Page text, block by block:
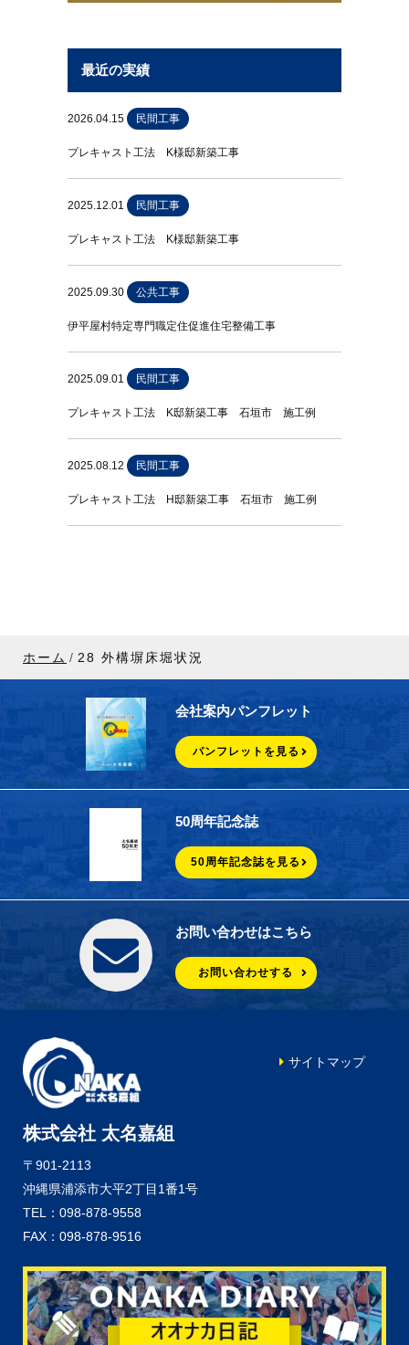
最近の実績
2026.04.15 民間工事
プレキャスト工法 K様邸新築工事
2025.12.01 民間工事
プレキャスト工法 K様邸新築工事
2025.09.30 公共工事
伊平屋村特定専門職定住促進住宅整備工事
2025.09.01 民間工事
プレキャスト工法 K邸新築工事 石垣市 施工例
2025.08.12 民間工事
プレキャスト工法 H邸新築工事 石垣市 施工例
ホーム 28 外構塀床堀状況
会社案内パンフレット
パンフレットを見る
50周年記念誌
50周年記念誌を見る
お問い合わせはこちら
お問い合わせする
株式会社 太名嘉組
〒901-2113
沖縄県浦添市大平2丁目1番1号
TEL：098-878-9558
FAX：098-878-9516
サイトマップ